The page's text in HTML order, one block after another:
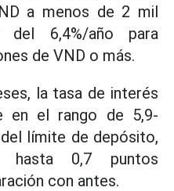
a menos de 2 mil
6,4%/año para
de VND o más.
la tasa de interés
en el rango de 5,9-
límite de depósito,
hasta 0,7 puntos
con antes.